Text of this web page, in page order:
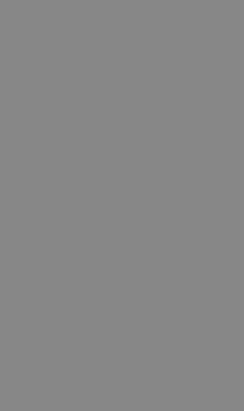
esta cookie para
fines de
sobre
rendimiento del
OpenX para
específicos.
en lugar
origen, no se
el estado
esta
del sitio
lleva a cabo
el sitio web y
visto antes de
de
de
de usuario, pero
es difícil.